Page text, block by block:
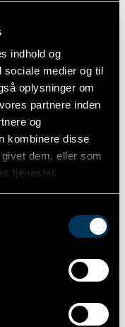
indhold og
sociale medier og til
oplysninger om
partnere inden
og
kombinere disse
dem, eller som
tjenester.
til din
og
– det kan
SEO er en
på at skabe værdi
bliver
kun gennem
og kræver
professionelt SEO
som har
din nuværende